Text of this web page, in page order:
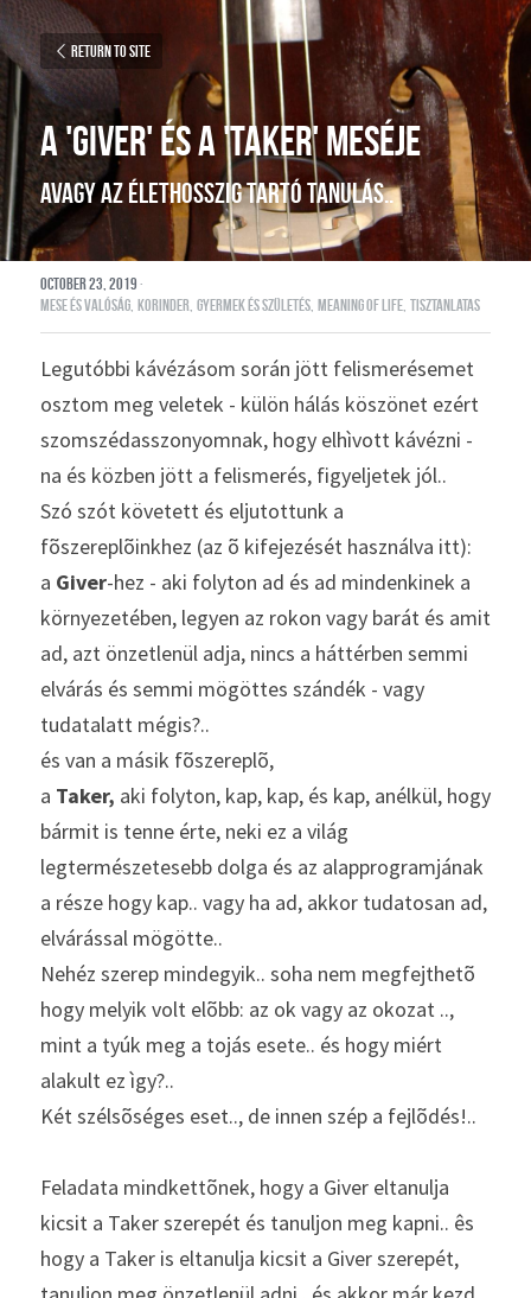
Return to site
A 'GIVER' és a 'TAKER' meséje
avagy az élethosszig tartó tanulás..
October 23, 2019·
mese és valóság, korinder, gyermek és születés, meaning of life, tisztanlatas
Legutóbbi kávézásom során jött felismerésemet
osztom meg veletek - külön hálás köszönet ezért
szomszédasszonyomnak, hogy elhìvott kávézni -
na és közben jött a felismerés, figyeljetek jól..
Szó szót követett és eljutottunk a
fõszereplõinkhez (az õ kifejezését használva itt):
a Giver-hez - aki folyton ad és ad mindenkinek a
környezetében, legyen az rokon vagy barát és amit
ad, azt önzetlenül adja, nincs a háttérben semmi
elvárás és semmi mögöttes szándék - vagy
tudatalatt mégis?..
és van a másik fõszereplõ,
a Taker, aki folyton, kap, kap, és kap, anélkül, hogy
bármit is tenne érte, neki ez a világ
legtermészetesebb dolga és az alapprogramjának
a része hogy kap.. vagy ha ad, akkor tudatosan ad,
elvárással mögötte..
Nehéz szerep mindegyik.. soha nem megfejthetõ
hogy melyik volt elõbb: az ok vagy az okozat ..,
mint a tyúk meg a tojás esete.. és hogy miért
alakult ez ìgy?..
Két szélsõséges eset.., de innen szép a fejlõdés!..
Feladata mindkettõnek, hogy a Giver eltanulja
kicsit a Taker szerepét és tanuljon meg kapni.. ês
hogy a Taker is eltanulja kicsit a Giver szerepét,